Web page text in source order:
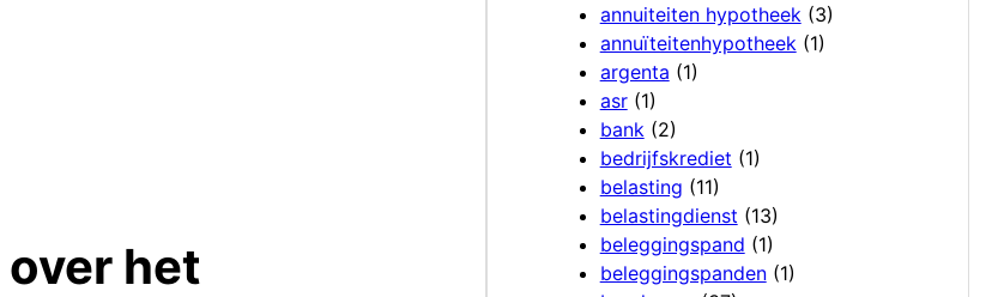
het
annuiteiten hypotheek(3)
annuïteitenhypotheek(1)
argenta (1)
asr(1)
bank(2)
bedrijfskrediet (1)
belasting (11)
belastingdienst (13)
beleggingspand (1)
beleggingspanden(1)